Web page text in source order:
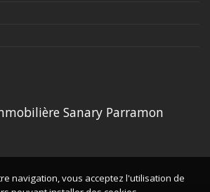
Sanary Parramon
navigation, vous acceptez l'utilisation de